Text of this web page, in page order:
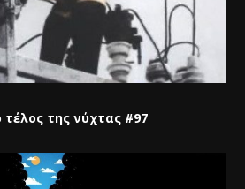
τέλος της νύχτας #97